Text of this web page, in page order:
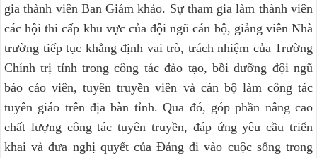
gia thành viên Ban Giám khảo. Sự tham gia làm thành viên
các hội thi cấp khu vực của đội ngũ cán bộ, giảng viên Nhà
trường tiếp tục khẳng định vai trò, trách nhiệm của Trường
Chính trị tỉnh trong công tác đào tạo, bồi dưỡng đội ngũ
báo cáo viên, tuyên truyền viên và cán bộ làm công tác
tuyên giáo trên địa bàn tỉnh. Qua đó, góp phần nâng cao
chất lượng công tác tuyên truyền, đáp ứng yêu cầu triển
khai và đưa nghị quyết của Đảng đi vào cuộc sống trong